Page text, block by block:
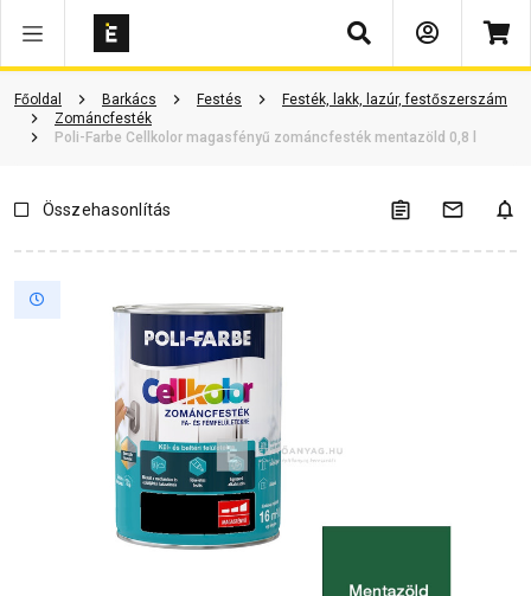
Keresés
Főoldal Barkács Festés
Festék, lakk, lazúr, festőszerszám
Zománcfesték
Poli-Farbe Cellkolor magasfényű zománcfesték mentazöld 0,8 l
Termékinformáció Kérdések és válaszok
Összehasonlítás